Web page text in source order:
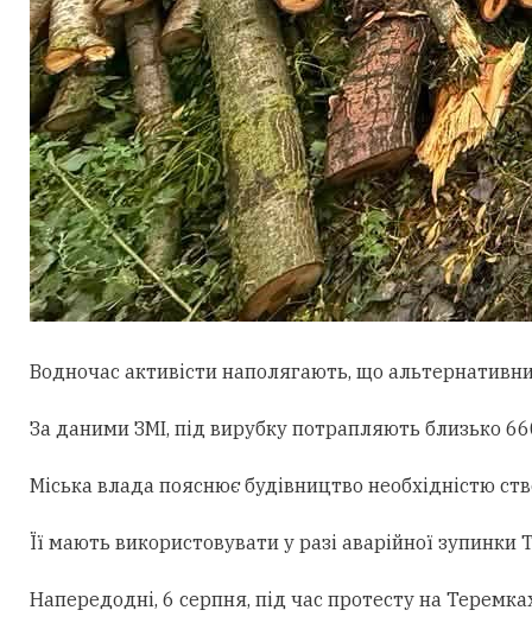
Водночас активісти наполягають, що
За даними ЗМІ, під вирубку потрапляють близько
Міська влада пояснює будівництво необхідністю
Її мають використовувати у разі аварійної
Напередодні, 6 серпня, під час протесту на